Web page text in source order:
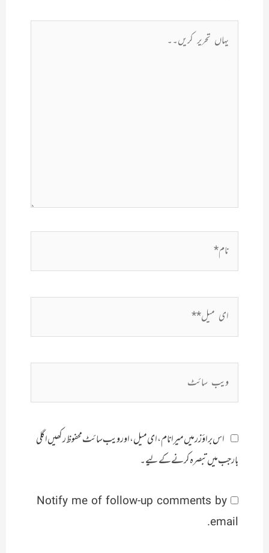
تحریر
میل**
اس براؤزر میں میرا نام، ای میل، اور ویب سائٹ محفوظ رکھیں اگلی
بار جب میں تبصرہ کرنے کےلیے۔
Notify me of follow-up comments by
email.